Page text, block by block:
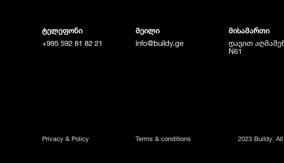
ტელეფონი
+995 592 81 82 21
მეილი
info@buildy.ge
მისამართი
დავით
N61
Privacy & Policy Terms & conditions 2023 Buildy.